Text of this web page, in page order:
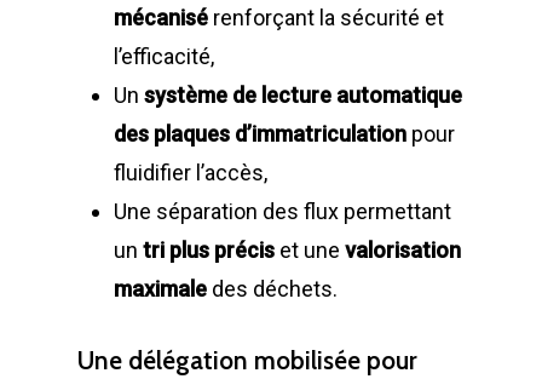
mécanisé renforçant la sécurité et
l’efficacité,
Un système de lecture automatique
des plaques d’immatriculation pour
fluidifier l’accès,
Une séparation des flux permettant
un tri plus précis et une valorisation
maximale des déchets.
Une délégation mobilisée pour